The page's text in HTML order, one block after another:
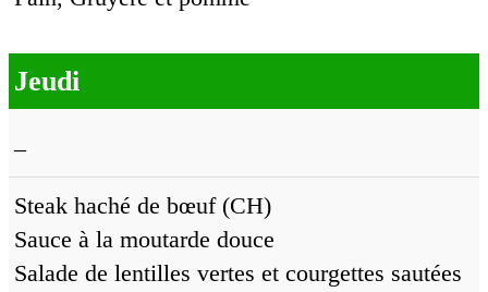
Jeudi
–
Steak haché de bœuf (CH)
Sauce à la moutarde douce
Salade de lentilles vertes et courgettes sautées